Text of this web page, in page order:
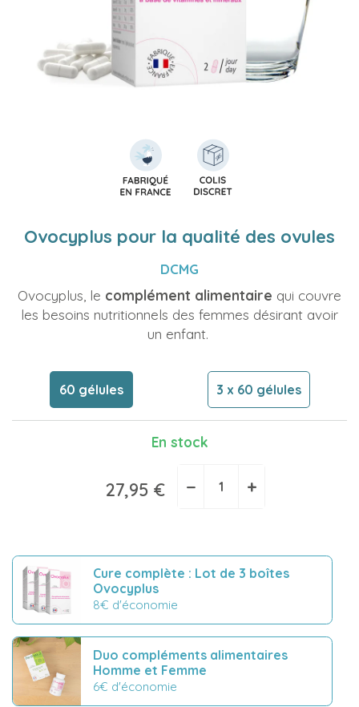
Ovocyplus pour la qualité des ovules
DCMG
Ovocyplus, le complément alimentaire qui couvre
les besoins nutritionnels des femmes désirant avoir
un enfant.
60 gélules 3 x 60 gélules
En stock
27,95 € − +
Cure complète : Lot de 3 boîtes
Ovocyplus
8€ d'économie
Duo compléments alimentaires
Homme et Femme
6€ d'économie